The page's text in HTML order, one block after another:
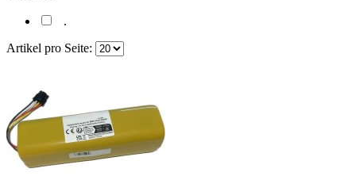
.
Artikel pro Seite: